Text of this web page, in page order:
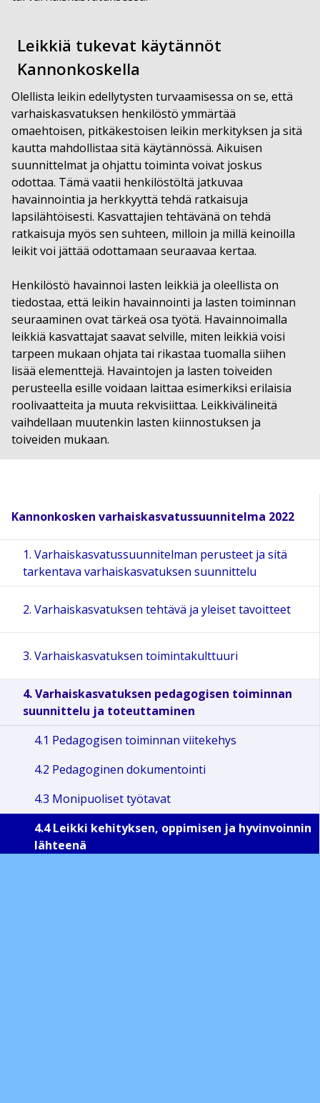
Leikkiä tukevat käytännöt
Kannonkoskella
Olellista leikin edellytysten turvaamisessa on se, että
varhaiskasvatuksen henkilöstö ymmärtää
omaehtoisen, pitkäkestoisen leikin merkityksen ja sitä
kautta mahdollistaa sitä käytännössä. Aikuisen
suunnittelmat ja ohjattu toiminta voivat joskus
odottaa. Tämä vaatii henkilöstöltä jatkuvaa
havainnointia ja herkkyyttä tehdä ratkaisuja
lapsilähtöisesti. Kasvattajien tehtävänä on tehdä
ratkaisuja myös sen suhteen, milloin ja millä keinoilla
leikit voi jättää odottamaan seuraavaa kertaa.
Henkilöstö havainnoi lasten leikkiä ja oleellista on
tiedostaa, että leikin havainnointi ja lasten toiminnan
seuraaminen ovat tärkeä osa työtä. Havainnoimalla
leikkiä kasvattajat saavat selville, miten leikkiä voisi
tarpeen mukaan ohjata tai rikastaa tuomalla siihen
lisää elementtejä. Havaintojen ja lasten toiveiden
perusteella esille voidaan laittaa esimerkiksi erilaisia
roolivaatteita ja muuta rekvisiittaa. Leikkivälineitä
vaihdellaan muutenkin lasten kiinnostuksen ja
toiveiden mukaan.
Kannonkosken varhaiskasvatussuunnitelma 2022
1. Varhaiskasvatussuunnitelman perusteet ja sitä
tarkentava varhaiskasvatuksen suunnittelu
2. Varhaiskasvatuksen tehtävä ja yleiset tavoitteet
3. Varhaiskasvatuksen toimintakulttuuri
4. Varhaiskasvatuksen pedagogisen toiminnan
suunnittelu ja toteuttaminen
4.1 Pedagogisen toiminnan viitekehys
4.2 Pedagoginen dokumentointi
4.3 Monipuoliset työtavat
4.4 Leikki kehityksen, oppimisen ja hyvinvoinnin
lähteenä